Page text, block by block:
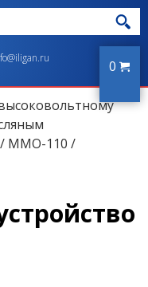
0
/ ММО-110 /